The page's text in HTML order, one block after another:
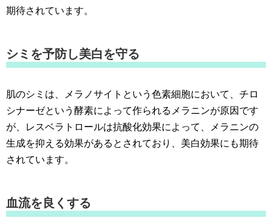
期待されています。
シミを予防し美白を守る
肌のシミは、メラノサイトという色素細胞において、チロ
シナーゼという酵素によって作られるメラニンが原因です
が、レスベラトロールは抗酸化効果によって、メラニンの
生成を抑える効果があるとされており、美白効果にも期待
されています。
血流を良くする